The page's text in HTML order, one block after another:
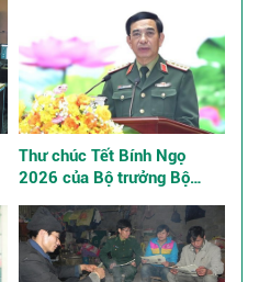
Thư chúc Tết Bính Ngọ
2026 của Bộ trưởng Bộ